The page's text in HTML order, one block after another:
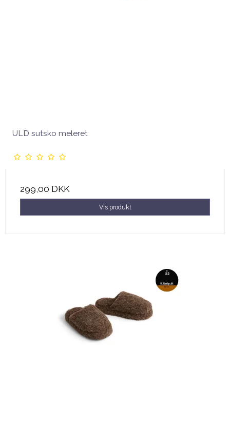
ULD sutsko meleret
299,00 DKK
Vis produkt